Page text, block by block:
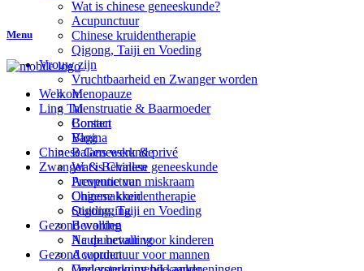
Wat is chinese geneeskunde?
Acupunctuur
Chinese kruidentherapie
Qigong, Taiji en Voeding
Vrouw zijn
Vruchtbaarheid en Zwanger worden
Menopauze
Menstruatie & Baarmoeder
Borsten
Vagina
Balans werk & privé
Zwanger & Bevallen
Preventie van miskraam
Ongemakken
Stuitligging
Bevalling
Na de bevalling
Gezond worden
Menu
Welkom
Ling Tai
Contact
Blog
Chinese Geneeskunde
Wat is Chinese geneeskunde
Acupunctuur
Chinese kruidentherapie
Qigong, Taiji en Voeding
Gezond worden
Acupunctuur voor kinderen
Acupunctuur voor mannen